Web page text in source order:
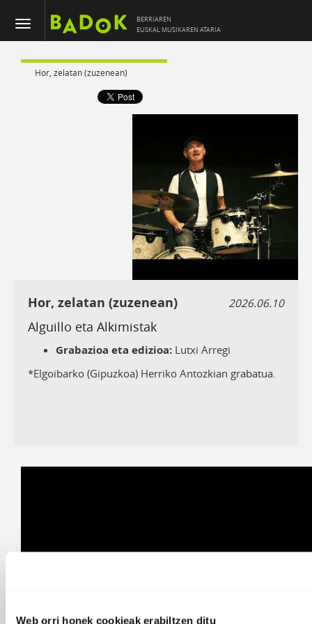
Web orri honek cookieak erabiltzen ditu
BERRIAREN
EUSKAL MUSIKAREN ATARIA
Hor, zelatan (zuzenean)
Hor, zelatan (zuzenean) 2026.06.10
Alguillo eta Alkimistak
Grabazioa eta edizioa: Lutxi Arregi
*Elgoibarko (Gipuzkoa) Herriko Antozkian grabatua.